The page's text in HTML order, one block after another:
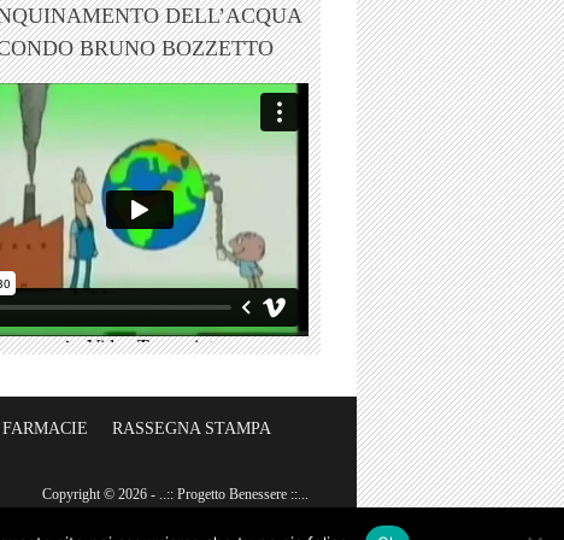
DELL’ACQUA
BRUNO BOZZETTO
RASSEGNA STAMPA
Copyright © 2026 - ..:: Progetto Benessere ::...